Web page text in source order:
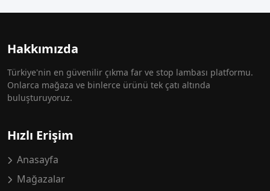
Hakkımızda
Türkiye'nin en güvenilir çıkma far ve stop lambası platformu.
Onlarca mağaza ve binlerce ürünü tek çatı altında
buluşturuyoruz.
Hızlı Erişim
Anasayfa
Mağazalar